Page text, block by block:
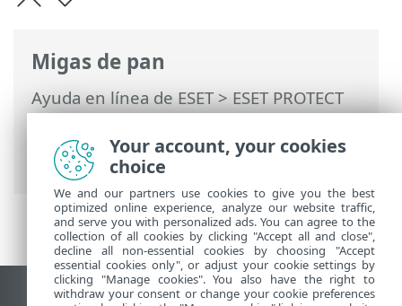
Migas de pan
Ayuda en línea de ESET>ESET PROTECT
On-Prem>Uso del aparato virtual de
ESET PROTECT> Interfaz de
administración Webmin
Your account, your cookies
choice
We and our partners use cookies to give you the best
optimized online experience, analyze our website traffic,
and serve you with personalized ads. You can agree to the
collection of all cookies by clicking "Accept all and close",
decline all non-essential cookies by choosing "Accept
essential cookies only", or adjust your cookie settings by
clicking "Manage cookies". You also have the right to
withdraw your consent or change your cookie preferences